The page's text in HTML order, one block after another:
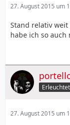
27. August 2015 um
Stand relativ weit
habe ich so auch
27. August 2015 um